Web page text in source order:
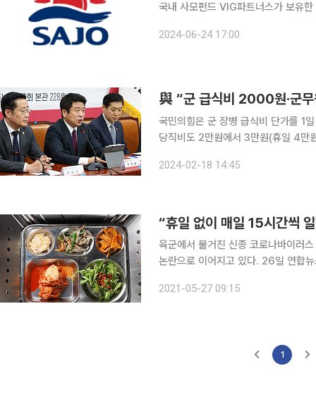
국내 사모펀드 VIG파트너스가 보유
2024-06-24 17:00
與 “군 급식비 2000원·군
국민의힘은 군 장병 급식비 단가를
당직비도 2만원에서 3만원(휴일 4만원→6만원)
본부는 18일 오후 국회에서 이 같은
2024-02-18 14:45
“휴일 없이 매일 15시간씩
육군에서 불거진 신종 코로나바이러
논란으로 이어지고 있다. 26일 연합뉴스는 “격리장병에 대한 부실급식 폭로를 계기로 군 당국이 우
2021-05-27 09:15
1